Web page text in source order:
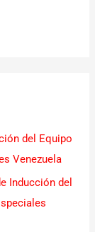
del Equipo
Venezuela
Inducción del